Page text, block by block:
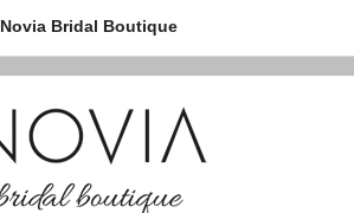
Novia Bridal Boutique